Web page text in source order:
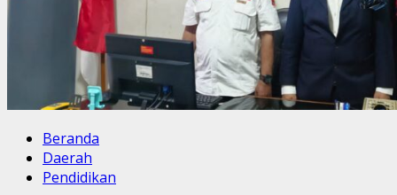
Beranda
Daerah
Pendidikan